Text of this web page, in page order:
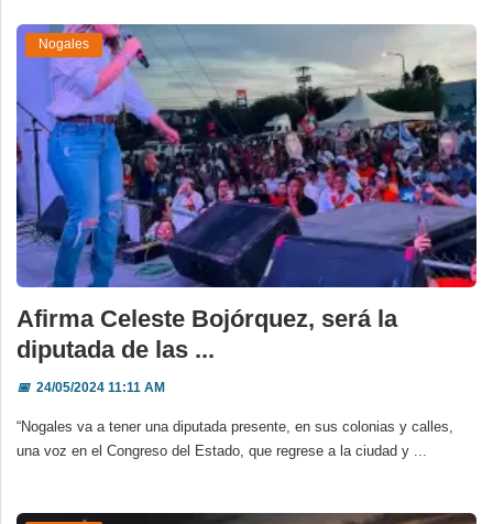
Nogales
Afirma Celeste Bojórquez, será la
diputada de las ...
📅24/05/2024 11:11 AM
“Nogales va a tener una diputada presente, en sus colonias y calles,
una voz en el Congreso del Estado, que regrese a la ciudad y ...